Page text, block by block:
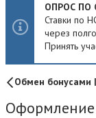
ОПРОС ПО
Ставки по
через
Принять
Обмен бонусами